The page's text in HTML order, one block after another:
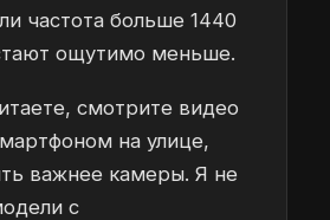
частота больше 1440
ощутимо меньше.
смотрите видео
на улице,
важнее камеры. Я не
с